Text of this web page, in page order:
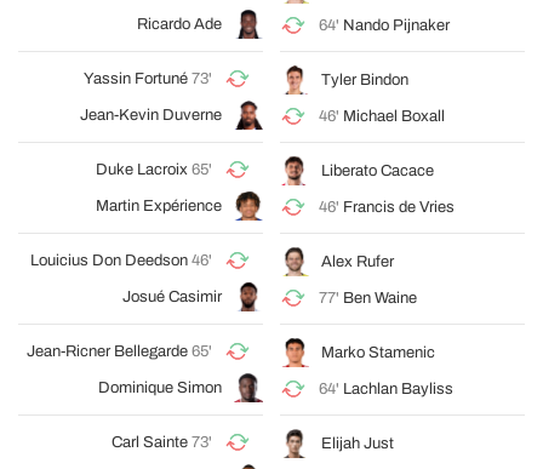
Ricardo Ade 64' Nando Pijnaker
Yassin Fortuné 73'
Jean-Kevin Duverne
Tyler Bindon
46' Michael Boxall
Duke Lacroix 65'
Martin Expérience
Liberato Cacace
46' Francis de Vries
Louicius Don Deedson 46'
Josué Casimir
Alex Rufer
77' Ben Waine
Jean-Ricner Bellegarde 65'
Dominique Simon
Marko Stamenic
64' Lachlan Bayliss
Carl Sainte 73' Elijah Just